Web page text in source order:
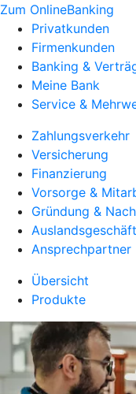
Zum OnlineBanking
Privatkunden
Firmenkunden
Banking &
Meine Bank
Service &
Zahlungsverkehr
Versicherung
Finanzierung
Vorsorge &
Gründung &
Auslandsgeschäft
Ansprechpartner
Übersicht
Produkte